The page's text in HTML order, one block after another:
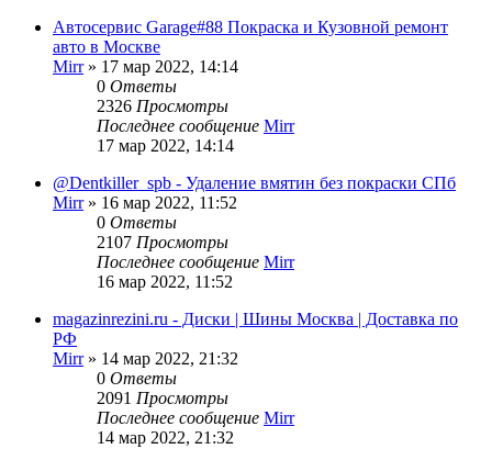
Автосервис Garage#88 Покраска и Кузовной ремонт
авто в Москве
Mirr» 17 мар 2022, 14:14
0 Ответы
2326 Просмотры
Последнее сообщение Mirr
17 мар 2022, 14:14
@Dentkiller_spb - Удаление вмятин без покраски СПб
Mirr» 16 мар 2022, 11:52
0 Ответы
2107 Просмотры
Последнее сообщение Mirr
16 мар 2022, 11:52
magazinrezini.ru - Диски | Шины Москва | Доставка по
РФ
Mirr» 14 мар 2022, 21:32
0 Ответы
2091 Просмотры
Последнее сообщение Mirr
14 мар 2022, 21:32